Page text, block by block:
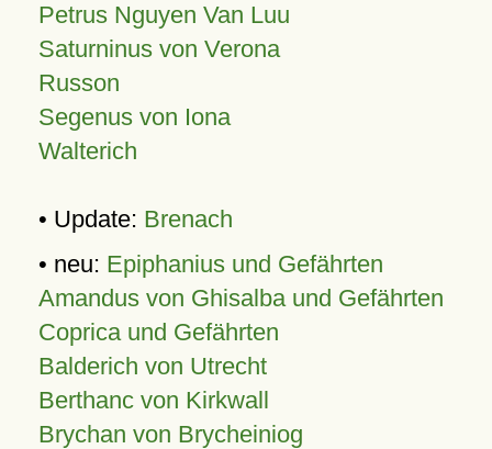
Petrus Nguyen Van Luu
Saturninus von Verona
Russon
Segenus von Iona
Walterich
• Update: Brenach
• neu: Epiphanius und Gefährten
Amandus von Ghisalba und Gefährten
Coprica und Gefährten
Balderich von Utrecht
Berthanc von Kirkwall
Brychan von Brycheiniog